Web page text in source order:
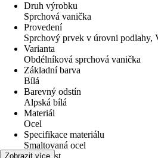
Druh výrobku
Sprchová vanička
Provedení
Sprchový prvek v úrovni podlahy,
Varianta
Obdélníková sprchová vanička
Základní barva
Bílá
Barevný odstín
Alpská bílá
Materiál
Ocel
Specifikace materiálu
Smaltovaná ocel
Hmotnost
Zobrazit více